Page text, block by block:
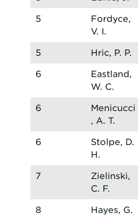
5
Fordyce,
V. I.
5 Hric, P. P.
6
Eastland,
W. C.
6
Menicucci
, A. T.
6
Stolpe, D.
H.
7
Zielinski,
C. F.
8
Hayes, G.